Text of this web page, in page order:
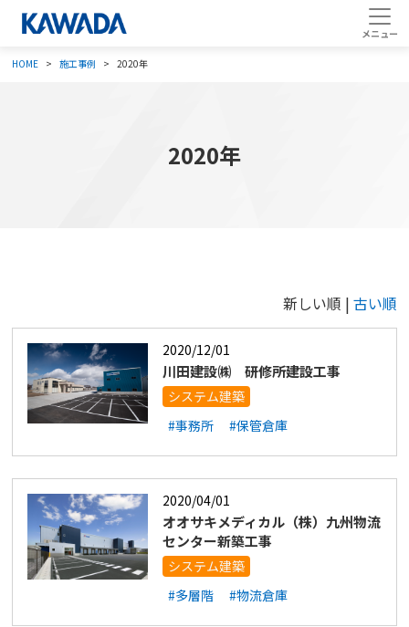
HOME 施工事例 2020年
2020年
新しい順 | 古い順
2020/12/01
川田建設㈱ 研修所建設工事
システム建築
#事務所
#保管倉庫
2020/04/01
オオサキメディカル（株）九州物流
センター新築工事
システム建築
#多層階
#物流倉庫